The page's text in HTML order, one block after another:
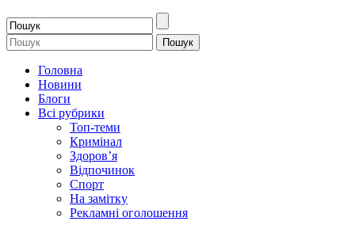
Головна
Новини
Блоги
Всі рубрики
Топ-теми
Кримінал
Здоров’я
Відпочинок
Спорт
На замітку
Рекламні оголошення